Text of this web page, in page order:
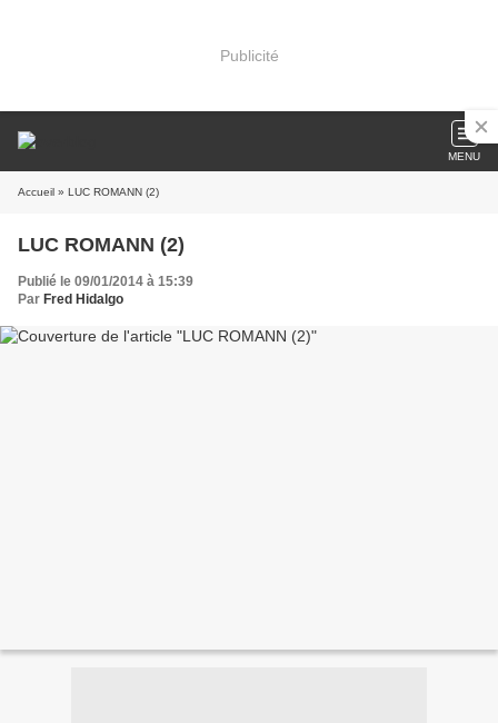
Publicité
MENU
Accueil » LUC ROMANN (2)
LUC ROMANN (2)
Publié le 09/01/2014 à 15:39
Par Fred Hidalgo